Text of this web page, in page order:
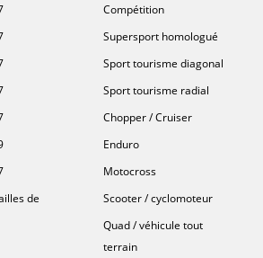
de
Compétition
Supersport homologué
Sport tourisme diagonal
Sport tourisme radial
Chopper / Cruiser
Enduro
Motocross
Scooter / cyclomoteur
Quad / véhicule tout
terrain